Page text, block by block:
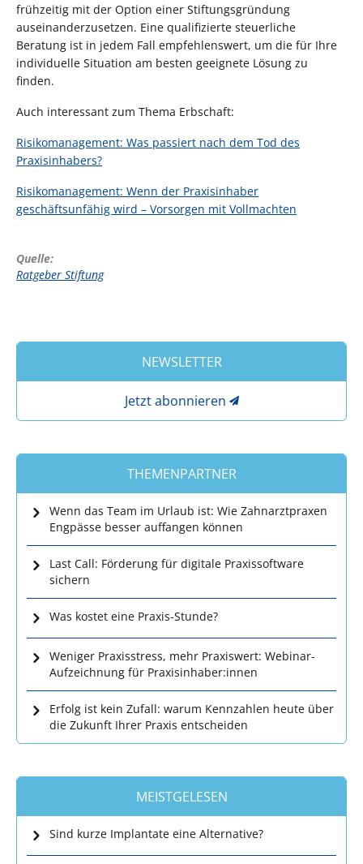
frühzeitig mit der Option einer Stiftungsgründung
auseinanderzusetzen. Eine qualifizierte steuerliche
Beratung ist in jedem Fall empfehlenswert, um die für Ihre
individuelle Situation am besten geeignete Lösung zu
finden.
Auch interessant zum Thema Erbschaft:
Risikomanagement: Was passiert nach dem Tod des
Praxisinhabers?
Risikomanagement: Wenn der Praxisinhaber
geschäftsunfähig wird – Vorsorgen mit Vollmachten
Quelle:
Ratgeber Stiftung
NEWSLETTER
Jetzt abonnieren
THEMENPARTNER
Wenn das Team im Urlaub ist: Wie Zahnarztpraxen
Engpässe besser auffangen können
Last Call: Förderung für digitale Praxissoftware
sichern
Was kostet eine Praxis-Stunde?
Weniger Praxisstress, mehr Praxiswert: Webinar-
Aufzeichnung für Praxisinhaber:innen
Erfolg ist kein Zufall: warum Kennzahlen heute über
die Zukunft Ihrer Praxis entscheiden
MEISTGELESEN
Sind kurze Implantate eine Alternative?